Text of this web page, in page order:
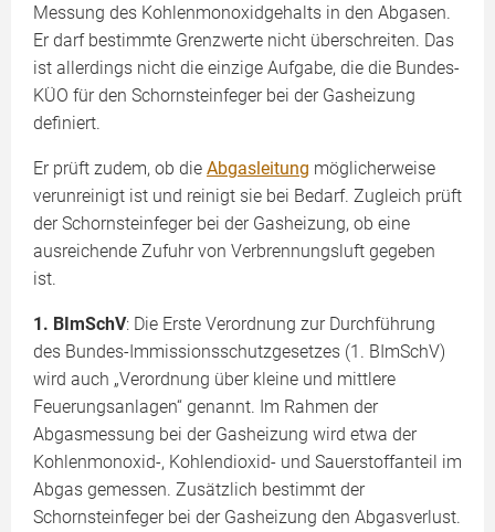
Messung des Kohlenmonoxid­gehalts in den Abgasen.
Er darf bestimmte Grenzwerte nicht überschreiten. Das
ist allerdings nicht die einzige Aufgabe, die die Bundes-
KÜO für den Schornsteinfeger bei der Gasheizung
definiert.
Er prüft zudem, ob die Abgasleitung möglicherweise
verunreinigt ist und reinigt sie bei Bedarf. Zugleich prüft
der Schornsteinfeger bei der Gasheizung, ob eine
ausreichende Zufuhr von Verbrennungsluft gegeben
ist.
1. BImSchV: Die Erste Verordnung zur Durchführung
des Bundes-Immissionsschutz­gesetzes (1. BImSchV)
wird auch „Verordnung über kleine und mittlere
Feuerungsanlagen“ genannt. Im Rahmen der
Abgasmessung bei der Gasheizung wird etwa der
Kohlenmonoxid-, Kohlendioxid- und Sauerstoffanteil im
Abgas gemessen. Zusätzlich bestimmt der
Schornsteinfeger bei der Gasheizung den Abgasverlust.